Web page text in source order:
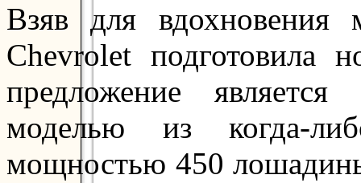
Взяв для
Chevrolet подготовила
предложение
моделью из когда-
мощностью 450